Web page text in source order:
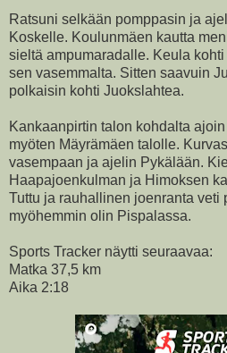
Ratsuni selkään pomppasin ja
Koskelle. Koulunmäen kautta
sieltä ampumaradalle. Keula
sen vasemmalta. Sitten saavuin
polkaisin kohti Juokslahtea.
Kankaanpirtin talon kohdalta
myöten Mäyrämäen talolle.
vasempaan ja ajelin Pykälään.
Haapajoenkulman ja Himoksen
Tuttu ja rauhallinen joenranta veti
myöhemmin olin Pispalassa.
Sports Tracker näytti seuraavaa:
Matka 37,5 km
Aika 2:18